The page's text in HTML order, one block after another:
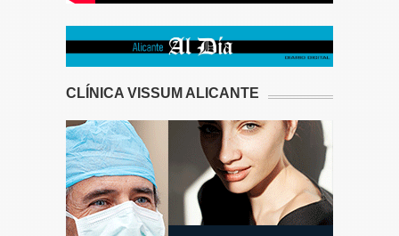
CLÍNICA VISSUM ALICANTE